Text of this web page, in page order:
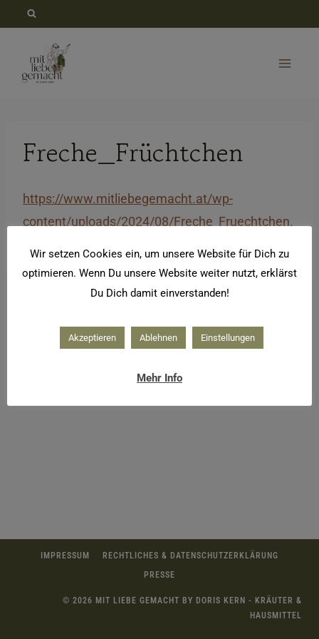
springen
Freche_Früchtchen
https://www.mitliebegemacht.at/wp-
content/uploads/2024/08/Freche_Fruechtchen.
IMPRESSUM
RECHTLICHES & DATENSCHUTZERKLÄRUNG
PRESSE
© 2026 MIT LIEBE GEMACHT BY DORIS KERN - KRÄUTER &
HAUSMITTEL
Wir setzen Cookies ein, um unsere Website für Dich zu
optimieren. Wenn Du unsere Website weiter nutzt, erklärst
Du Dich damit einverstanden!
Akzeptieren Ablehnen Einstellungen
Mehr Info